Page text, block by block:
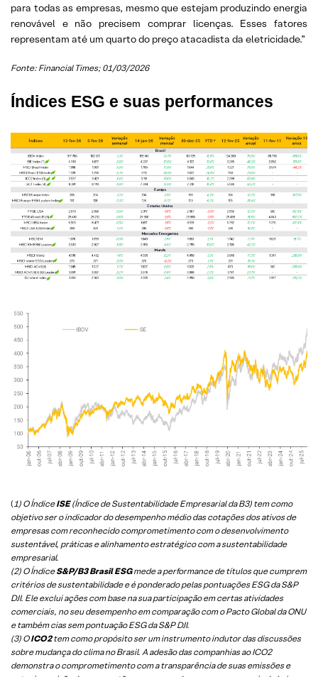
para todas as empresas, mesmo que estejam produzindo energia
renovável e não precisem comprar licenças. Esses fatores
representam até um quarto do preço atacadista da eletricidade.”
Fonte: Financial Times; 01/03/2026
Índices ESG e suas performances
( 1) O ÍndiceISE(Índice de Sustentabilidade Empresarial da B3) tem como
objetivo ser o indicador do desempenho médio das cotações dos ativos de
empresas com reconhecido comprometimento com o desenvolvimento
sustentável, práticas e alinhamento estratégico com a sustentabilidade
empresarial.
(2) O ÍndiceS&P/B3 Brasil ESGmede a performance de títulos que cumprem
critérios de sustentabilidade e é ponderado pelas pontuações ESG da S&P
DJI. Ele exclui ações com base na sua participação em certas atividades
comerciais, no seu desempenho em comparação com o Pacto Global da ONU
e também cias sem pontuação ESG da S&P DJI.
(3) OICO2tem como propósito ser um instrumento indutor das discussões
sobre mudança do clima no Brasil. A adesão das companhias ao ICO2
demonstra o comprometimento com a transparência de suas emissões e